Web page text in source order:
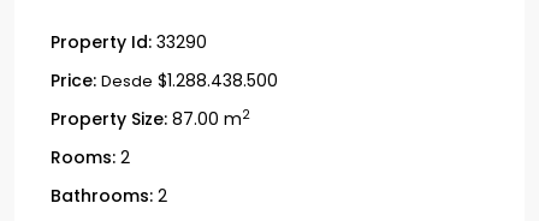
Property Id: 33290
Price: Desde $1.288.438.500
Property Size: 87.00 m2
Rooms: 2
Bathrooms: 2